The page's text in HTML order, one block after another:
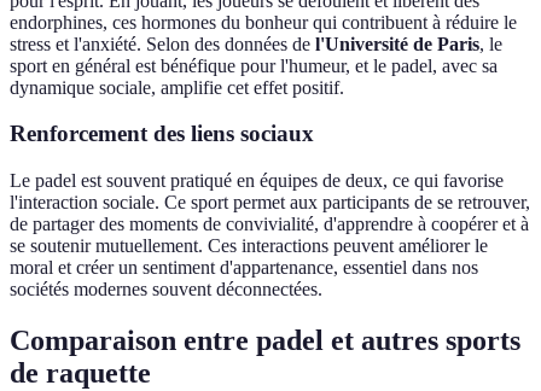
endorphines, ces hormones du bonheur qui contribuent à réduire le
stress et l'anxiété. Selon des données de l'Université de Paris, le
sport en général est bénéfique pour l'humeur, et le padel, avec sa
dynamique sociale, amplifie cet effet positif.
Renforcement des liens sociaux
Le padel est souvent pratiqué en équipes de deux, ce qui favorise
l'interaction sociale. Ce sport permet aux participants de se retrouver,
de partager des moments de convivialité, d'apprendre à coopérer et à
se soutenir mutuellement. Ces interactions peuvent améliorer le
moral et créer un sentiment d'appartenance, essentiel dans nos
sociétés modernes souvent déconnectées.
Comparaison entre padel et autres sports
de raquette